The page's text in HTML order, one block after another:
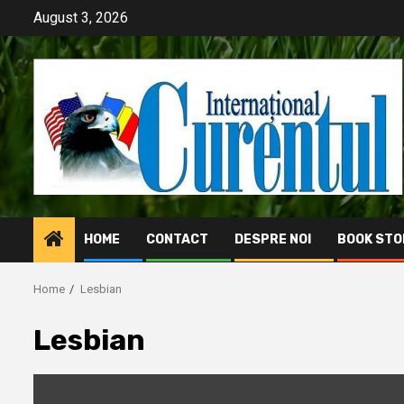
content
August 3, 2026
HOME CONTACT DESPRE NOI BOOK
Home Lesbian
Lesbian